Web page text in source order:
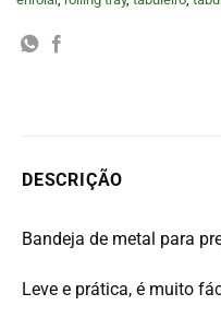
DESCRIÇÃO
Bandeja de metal para
Leve e prática, é muito